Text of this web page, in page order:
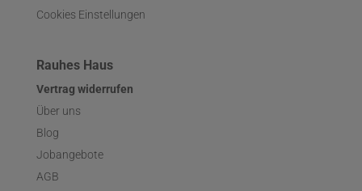
Cookies Einstellungen
Rauhes Haus
Vertrag widerrufen
Über uns
Blog
Jobangebote
AGB